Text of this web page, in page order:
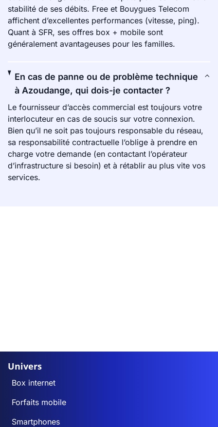
stabilité de ses débits. Free et Bouygues Telecom
affichent d’excellentes performances (vitesse, ping).
Quant à SFR, ses offres box + mobile sont
généralement avantageuses pour les familles.
En cas de panne ou de problème technique
à Azoudange, qui dois-je contacter ?
Le fournisseur d’accès commercial est toujours votre
interlocuteur en cas de soucis sur votre connexion.
Bien qu’il ne soit pas toujours responsable du réseau,
sa responsabilité contractuelle l’oblige à prendre en
charge votre demande (en contactant l’opérateur
d’infrastructure si besoin) et à rétablir au plus vite vos
services.
Univers
Box internet
Forfaits mobile
Smartphones